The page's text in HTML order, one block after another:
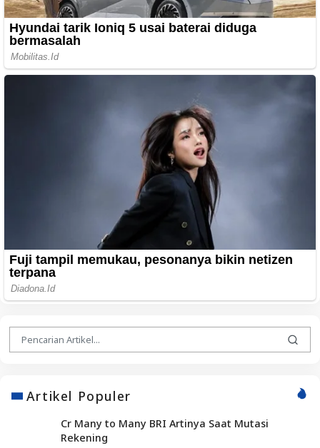
Artikel Populer
Cr Many to Many BRI Artinya Saat Mutasi
Rekening